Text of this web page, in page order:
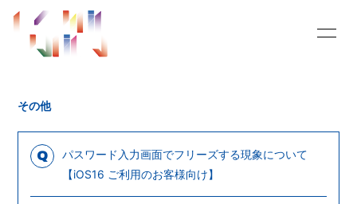
SCHEDULE
RADIO BLOG
その他
Q
パスワード入力画面でフリーズする現象について
【iOS16 ご利用のお客様向け】